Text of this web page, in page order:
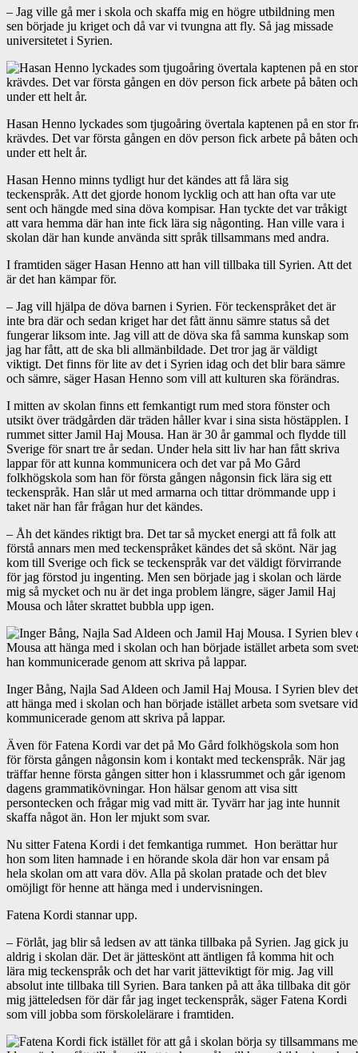
– Jag ville gå mer i skola och skaffa mig en högre utbildning men
sen började ju kriget och då var vi tvungna att fly. Så jag missade
universitetet i Syrien.
Hasan Henno lyckades som tjugoåring övertala kaptenen på en stor
krävdes. Det var första gången en döv person fick arbete på båten
under ett helt år.
Hasan Henno minns tydligt hur det kändes att få lära sig
teckenspråk. Att det gjorde honom lycklig och att han ofta var ute
sent och hängde med sina döva kompisar. Han tyckte det var tråkigt
att vara hemma där han inte fick lära sig någonting. Han ville vara i
skolan där han kunde använda sitt språk tillsammans med andra.
I framtiden säger Hasan Henno att han vill tillbaka till Syrien. Att det
är det han kämpar för.
– Jag vill hjälpa de döva barnen i Syrien. För teckenspråket det är
inte bra där och sedan kriget har det fått ännu sämre status så det
fungerar liksom inte. Jag vill att de döva ska få samma kunskap som
jag har fått, att de ska bli allmänbildade. Det tror jag är väldigt
viktigt. Det finns för lite av det i Syrien idag och det blir bara sämre
och sämre, säger Hasan Henno som vill att kulturen ska förändras.
I mitten av skolan finns ett femkantigt rum med stora fönster och
utsikt över trädgården där träden håller kvar i sina sista höstäpplen. I
rummet sitter Jamil Haj Mousa. Han är 30 år gammal och flydde till
Sverige för snart tre år sedan. Under hela sitt liv har han fått skriva
lappar för att kunna kommunicera och det var på Mo Gård
folkhögskola som han för första gången någonsin fick lära sig ett
teckenspråk. Han slår ut med armarna och tittar drömmande upp i
taket när han får frågan hur det kändes.
– Åh det kändes riktigt bra. Det tar så mycket energi att få folk att
förstå annars men med teckenspråket kändes det så skönt. När jag
kom till Sverige och fick se teckenspråk var det väldigt förvirrande
för jag förstod ju ingenting. Men sen började jag i skolan och lärde
mig så mycket och nu är det inga problem längre, säger Jamil Haj
Mousa och låter skrattet bubbla upp igen.
Inger Bång, Najla Sad Aldeen och Jamil Haj Mousa. I Syrien blev
att hänga med i skolan och han började istället arbeta som svetsare
kommunicerade genom att skriva på lappar.
Även för Fatena Kordi var det på Mo Gård folkhögskola som hon
för första gången någonsin kom i kontakt med teckenspråk. När jag
träffar henne första gången sitter hon i klassrummet och går igenom
dagens grammatikövningar. Hon hälsar genom att visa sitt
persontecken och frågar mig vad mitt är. Tyvärr har jag inte hunnit
skaffa något än. Hon ler mjukt som svar.
Nu sitter Fatena Kordi i det femkantiga rummet. Hon berättar hur
hon som liten hamnade i en hörande skola där hon var ensam på
hela skolan om att vara döv. Alla på skolan pratade och det blev
omöjligt för henne att hänga med i undervisningen.
Fatena Kordi stannar upp.
– Förlåt, jag blir så ledsen av att tänka tillbaka på Syrien. Jag gick ju
aldrig i skolan där. Det är jätteskönt att äntligen få komma hit och
lära mig teckenspråk och det har varit jätteviktigt för mig. Jag vill
absolut inte tillbaka till Syrien. Bara tanken på att åka tillbaka dit gör
mig jätteledsen för där får jag inget teckenspråk, säger Fatena Kordi
som vill jobba som förskolelärare i framtiden.